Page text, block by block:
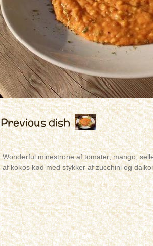
Previous dish
Wonderful minestrone af tomater, mango,
af kokos kød med stykker af zucchini og